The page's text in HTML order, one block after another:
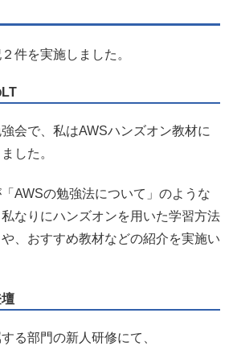
件を実施しました。
会で、私はAWSハンズオン教材に
した。
AWSの勉強法について」のような
なりにハンズオンを用いた学習方法
、おすすめ教材などの紹介を実施い
る部門の新人研修にて、